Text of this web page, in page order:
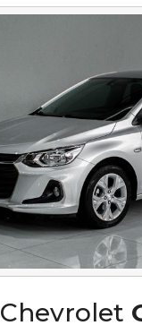
Chevrolet